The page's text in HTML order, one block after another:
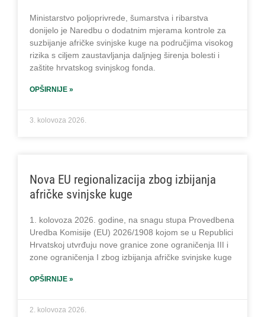
Ministarstvo poljoprivrede, šumarstva i ribarstva
donijelo je Naredbu o dodatnim mjerama kontrole za
suzbijanje afričke svinjske kuge na područjima visokog
rizika s ciljem zaustavljanja daljnjeg širenja bolesti i
zaštite hrvatskog svinjskog fonda.
OPŠIRNIJE »
3. kolovoza 2026.
Nova EU regionalizacija zbog izbijanja
afričke svinjske kuge
1. kolovoza 2026. godine, na snagu stupa Provedbena
Uredba Komisije (EU) 2026/1908 kojom se u Republici
Hrvatskoj utvrđuju nove granice zone ograničenja III i
zone ograničenja I zbog izbijanja afričke svinjske kuge
OPŠIRNIJE »
2. kolovoza 2026.